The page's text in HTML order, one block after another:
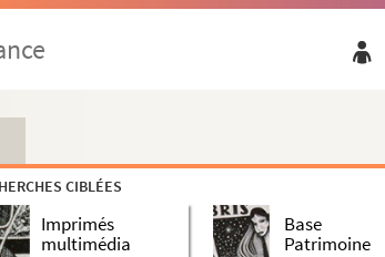
CIBLÉES
Imprimés
multimédia
Base
Patrimoine
de)
de)